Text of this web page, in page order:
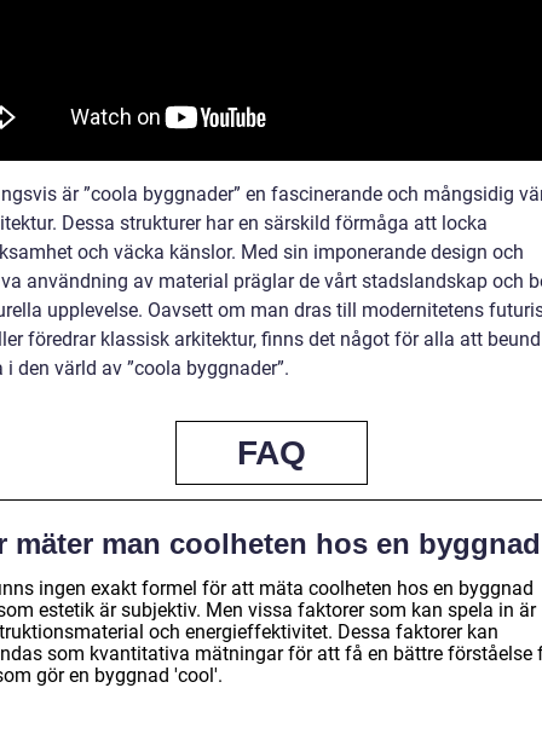
är ”coola byggnader” en fascinerande och mångsidig
Dessa strukturer har en särskild förmåga att locka
och väcka känslor. Med sin imponerande design och
användning av material präglar de vårt stadslandskap och
upplevelse. Oavsett om man dras till modernitetens
föredrar klassisk arkitektur, finns det något för alla att
den värld av ”coola byggnader”.
FAQ
mäter man coolheten hos en
ingen exakt formel för att mäta coolheten hos en byggnad
estetik är subjektiv. Men vissa faktorer som kan spela in är
och energieffektivitet. Dessa faktorer kan
som kvantitativa mätningar för att få en bättre förståelse
gör en byggnad 'cool'.